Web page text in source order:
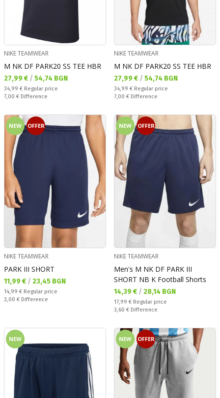
NIKE TEAMWEAR
M NK DF PARK20 SS TEE HBR
Текуща цена:
27,99 € / 54,74 BGN
Regular price:
34,99 € Regular price
Спестявате:
7,00 € Difference
NIKE TEAMWEAR
M NK DF PARK20 SS TEE HBR
Текуща цена:
27,99 € / 54,74 BGN
Regular price:
34,99 € Regular price
Спестявате:
7,00 € Difference
NEW OFFER
NIKE TEAMWEAR
PARK III SHORT
Текуща цена:
11,99 € / 23,45 BGN
Regular price:
14,99 € Regular price
Спестявате:
3,00 € Difference
NEW OFFER
NIKE TEAMWEAR
Men's M NK DF PARK III
SHORT NB K Football Shorts
Текуща цена:
14,39 € / 28,14 BGN
Regular price:
17,99 € Regular price
Спестявате:
3,60 € Difference
NEW NEW OFFER